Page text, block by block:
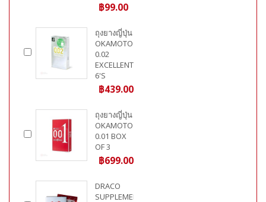
฿99.00
ถุงยางญี่ปุ่น
OKAMOTO
0.02
EXCELLENT
6'S
฿439.00
ถุงยางญี่ปุ่น
OKAMOTO
0.01 BOX
OF 3
฿699.00
DRACO
SUPPLEMENT